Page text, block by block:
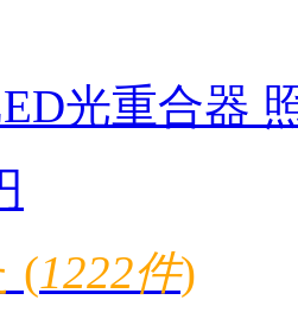
光重合器
(1222件)